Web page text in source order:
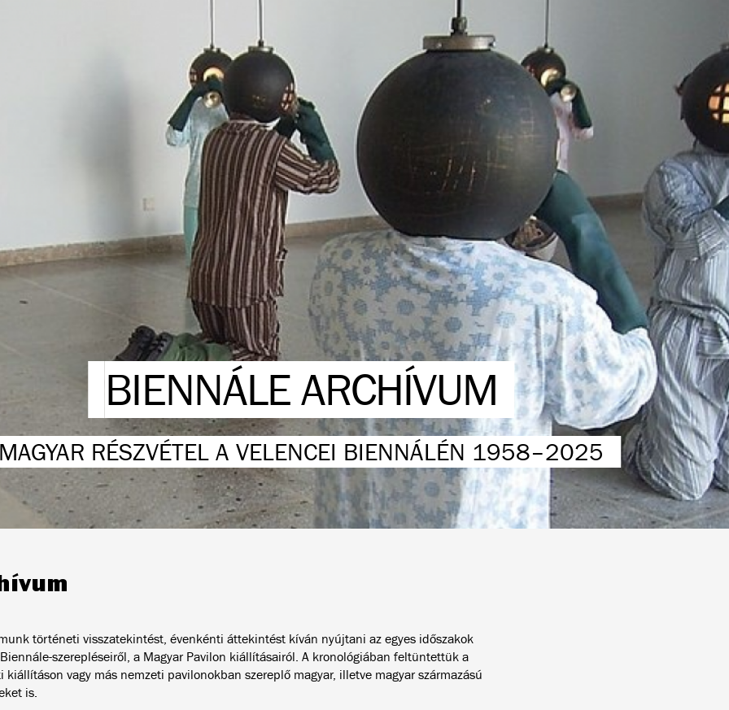
BIENNÁLE ARCHÍVUM
MAGYAR RÉSZVÉTEL A VELENCEI BIENNÁLÉN 1958–2025
történeti visszatekintést, évenkénti áttekintést kíván nyújtani az egyes időszakok
szerepléseiről, a Magyar Pavilon kiállításairól. A kronológiában feltüntettük a
kiállításon vagy más nemzeti pavilonokban szereplő magyar, illetve magyar származású
is.